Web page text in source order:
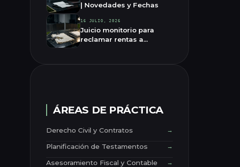
| Novedades y Fechas
16 JULIO, 2026
Juicio monitorio para
reclamar rentas a
ÁREAS DE PRÁCTICA
Derecho Civil y Contratos →
Planificación de Testamentos →
Asesoramiento Fiscal y Contable →